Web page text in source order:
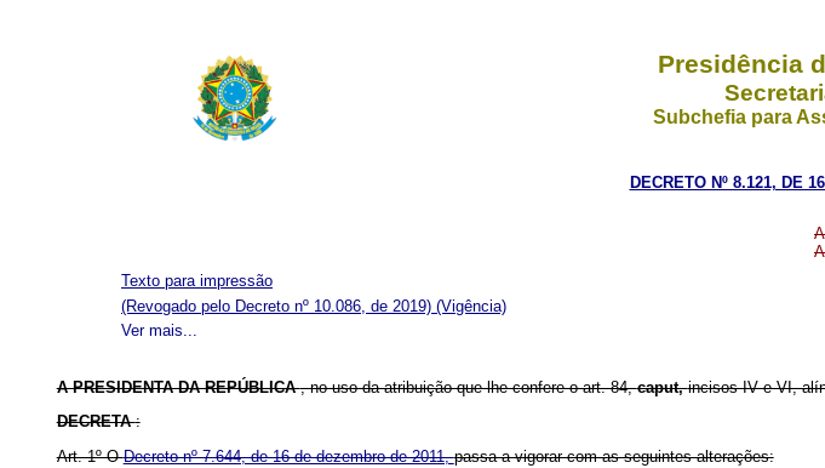
Presidência
Subchefia para
DECRETO Nº 8.121, DE
Texto para impressão
Ver mais...
(Revogado pelo Decreto nº 10.086, de 2019) (Vigência)
A PRESIDENTA DA REPÚBLICA, no uso da atribuição que lhe confere o art. 84,caput,incisos IV e VI,
DECRETA:
Art. 1º ODecreto nº 7.644, de 16 de dezembro de 2011,passa a vigorar com as seguintes alterações: